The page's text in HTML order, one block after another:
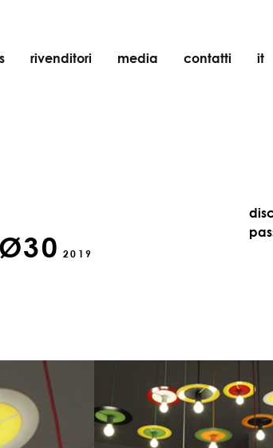
rivenditori media contatti it
2019